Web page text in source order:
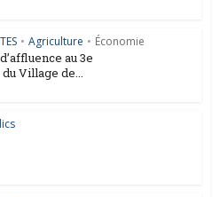
• Agriculture • Économie
au 3e
Village de...